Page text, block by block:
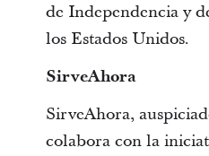
de Independencia y
los Estados Unidos.
SirveAhora
SirveAhora,
colabora con la